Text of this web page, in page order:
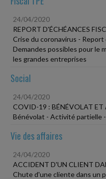
24/04/2020
REPORT D'ÉCHÉANCES
Crise du coronavirus -
Demandes possibles pour le
les grandes entreprises
Social
24/04/2020
COVID-19 : BÉNÉVOLAT
Bénévolat - Activité partielle
Vie des affaires
24/04/2020
ACCIDENT D'UN CLIENT
Chute d'une cliente dans un